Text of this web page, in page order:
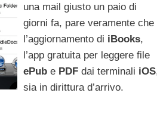
una mail giusto un paio di
giorni fa, pare veramente che
l’aggiornamento di iBooks,
l’app gratuita per leggere file
ePube PDFdai terminali iOS
sia in dirittura d’arrivo.